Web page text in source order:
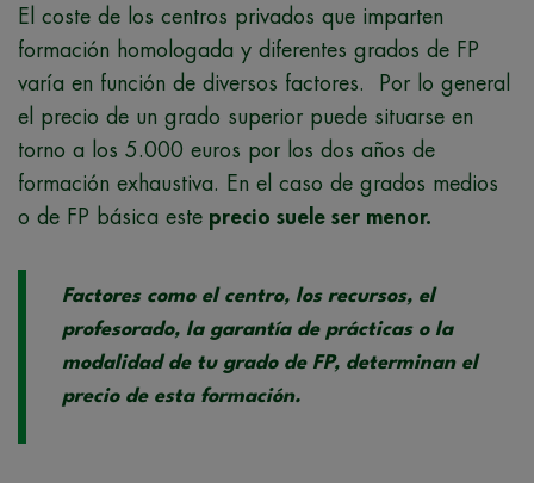
El coste de los centros privados que imparten
formación homologada y diferentes grados de FP
varía en función de diversos factores. Por lo general
el precio de un grado superior puede situarse en
torno a los 5.000 euros por los dos años de
formación exhaustiva. En el caso de grados medios
o de FP básica este precio suele ser menor.
Factores como el centro, los recursos, el
profesorado, la garantía de prácticas o la
modalidad de tu grado de FP, determinan el
precio de esta formación.